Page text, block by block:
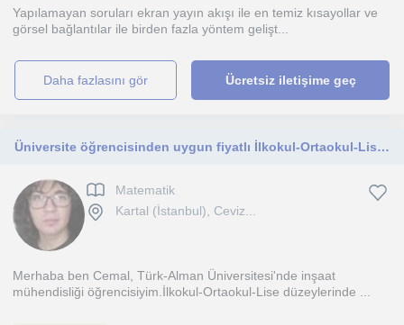
Yapılamayan soruları ekran yayın akışı ile en temiz kısayollar ve
görsel bağlantılar ile birden fazla yöntem gelişt...
daha fazlasını gör Ücretsiz iletişime geç
Üniversite öğrencisinden uygun fiyatlı İlkokul-Ortaokul-Lise düzeylerinde matematik-geometri-trigonometri dersleri
Matematik
Kartal (İstanbul), Ceviz...
Merhaba ben Cemal, Türk-Alman Üniversitesi'nde inşaat
mühendisliği öğrencisiyim.İlkokul-Ortaokul-Lise düzeylerinde ...